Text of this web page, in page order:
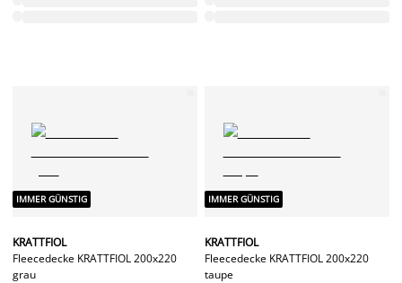
IMMER GÜNSTIG
KRATTFIOL
Fleecedecke KRATTFIOL 200x220
grau
IMMER GÜNSTIG
KRATTFIOL
Fleecedecke KRATTFIOL 200x220
taupe